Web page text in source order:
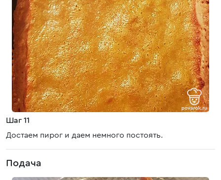
Шаг 11
Достаем пирог и даем немного постоять.
Подача